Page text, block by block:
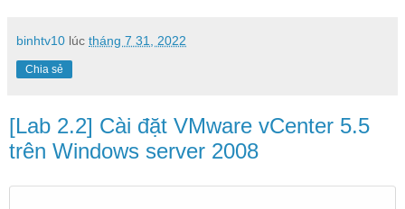
binhtv10 lúc tháng 7 31, 2022
Chia sẻ
[Lab 2.2] Cài đặt VMware vCenter 5.5
trên Windows server 2008